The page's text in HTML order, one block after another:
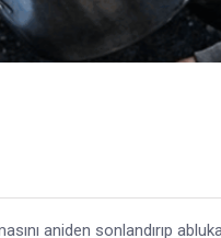
aniden sonlandırıp